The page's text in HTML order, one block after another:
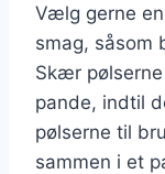
Vælg gerne
smag, såsom
Skær
pande, indtil
pølserne til
sammen i et